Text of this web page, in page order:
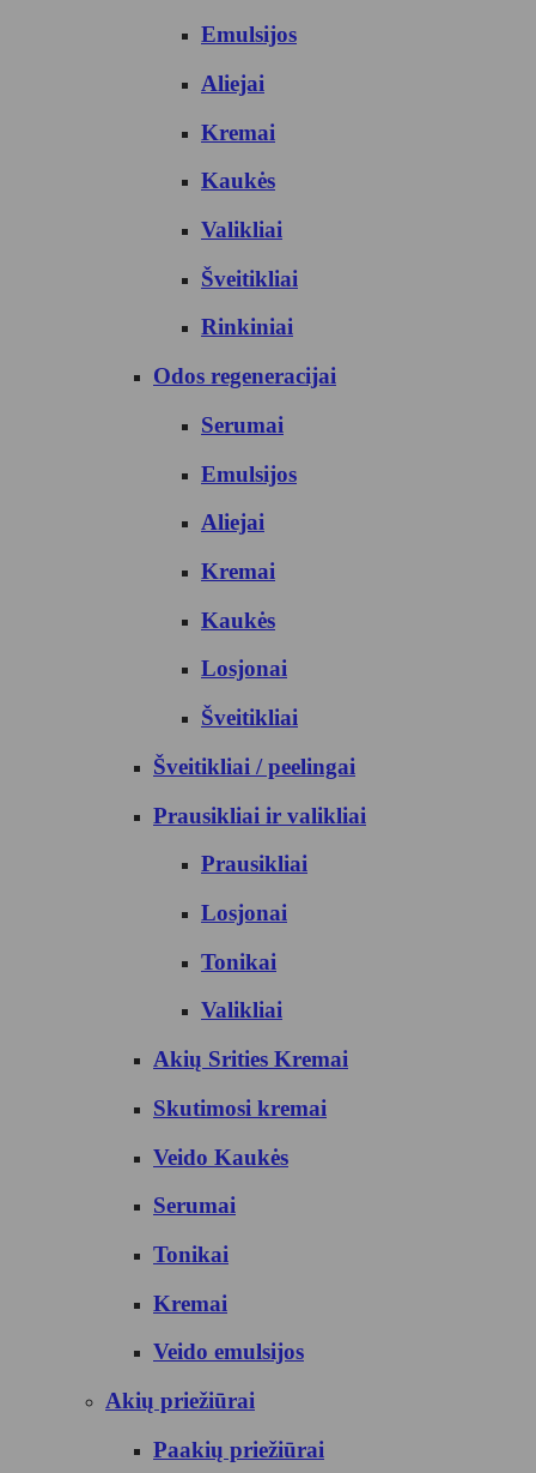
Emulsijos
Aliejai
Kremai
Kaukės
Valikliai
Šveitikliai
Rinkiniai
Odos regeneracijai
Serumai
Emulsijos
Aliejai
Kremai
Kaukės
Losjonai
Šveitikliai
Šveitikliai / peelingai
Prausikliai ir valikliai
Prausikliai
Losjonai
Tonikai
Valikliai
Akių Srities Kremai
Skutimosi kremai
Veido Kaukės
Serumai
Tonikai
Kremai
Veido emulsijos
Akių priežiūrai
Paakių priežiūrai